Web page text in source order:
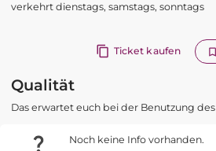
verkehrt dienstags, samstags, sonntags
Ticket kaufen
Qualität
Das erwartet euch bei der Benutzung des
Noch keine Info vorhanden.